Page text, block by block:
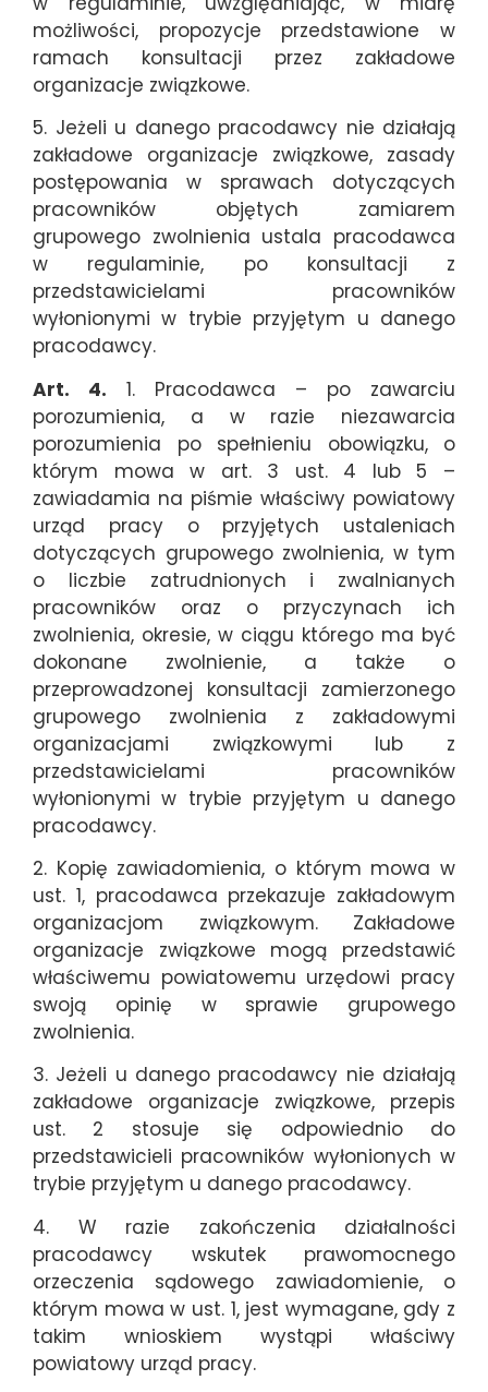
możliwości, propozycje przedstawione w
ramach konsultacji przez zakładowe
organizacje związkowe.
5. Jeżeli u danego pracodawcy nie działają
zakładowe organizacje związkowe, zasady
postępowania w sprawach dotyczących
pracowników objętych zamiarem
grupowego zwolnienia ustala pracodawca
w regulaminie, po konsultacji z
przedstawicielami pracowników
wyłonionymi w trybie przyjętym u danego
pracodawcy.
Art. 4. 1. Pracodawca – po zawarciu
porozumienia, a w razie niezawarcia
porozumienia po spełnieniu obowiązku, o
którym mowa w art. 3 ust. 4 lub 5 –
zawiadamia na piśmie właściwy powiatowy
urząd pracy o przyjętych ustaleniach
dotyczących grupowego zwolnienia, w tym
o liczbie zatrudnionych i zwalnianych
pracowników oraz o przyczynach ich
zwolnienia, okresie, w ciągu którego ma być
dokonane zwolnienie, a także o
przeprowadzonej konsultacji zamierzonego
grupowego zwolnienia z zakładowymi
organizacjami związkowymi lub z
przedstawicielami pracowników
wyłonionymi w trybie przyjętym u danego
pracodawcy.
2. Kopię zawiadomienia, o którym mowa w
ust. 1, pracodawca przekazuje zakładowym
organizacjom związkowym. Zakładowe
organizacje związkowe mogą przedstawić
właściwemu powiatowemu urzędowi pracy
swoją opinię w sprawie grupowego
zwolnienia.
3. Jeżeli u danego pracodawcy nie działają
zakładowe organizacje związkowe, przepis
ust. 2 stosuje się odpowiednio do
przedstawicieli pracowników wyłonionych w
trybie przyjętym u danego pracodawcy.
4. W razie zakończenia działalności
pracodawcy wskutek prawomocnego
orzeczenia sądowego zawiadomienie, o
którym mowa w ust. 1, jest wymagane, gdy z
takim wnioskiem wystąpi właściwy
powiatowy urząd pracy.